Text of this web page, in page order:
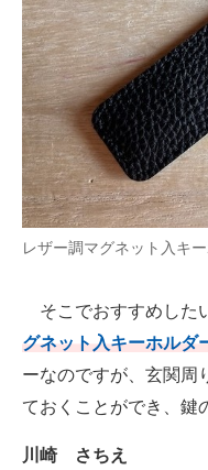
ITの今と未来を見通す
スマホと通信の最新トレ
進化するPCとデバイス
好きが集まる 比べて選
ビジネスと働き方のヒン
AI活用のいまが分かる
企業ITのトレンドを詳説
経営リーダーのコミュニ
マーケ×ITの今がよく分
レザー調マグネット入キ
そこでおすすめした
グネット入キーホルダ
ーなのですが、玄関周
ておくことができ、鍵
川崎 さちえ